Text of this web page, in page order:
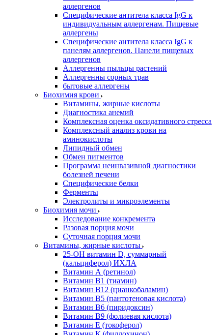
аллергенов
Специфические антитела класса IgG к
индивидуальным аллергенам. Пищевые
аллергены
Специфические антитела класса IgG к
панелям аллергенов. Панели пищевых
аллергенов
Аллергенны пыльцы растений
Аллергенны сорных трав
бытовые аллергены
Биохимия крови
Витамины, жирные кислоты
Диагностика анемий
Комплексная оценка оксидативного стресса
Комплексный анализ крови на
аминокислоты
Липидный обмен
Обмен пигментов
Программа неинвазивной диагностики
болезней печени
Специфические белки
Ферменты
Электролиты и микроэлементы
Биохимия мочи
Исследование конкремента
Разовая порция мочи
Суточная порция мочи
Витамины, жирные кислоты
25-OH витамин D, суммарный
(кальциферол) ИХЛА
Витамин А (ретинол)
Витамин В1 (тиамин)
Витамин В12 (цианкобаламин)
Витамин В5 (пантотеновая кислота)
Витамин В6 (пиридоксин)
Витамин В9 (фолиевая кислота)
Витамин Е (токоферол)